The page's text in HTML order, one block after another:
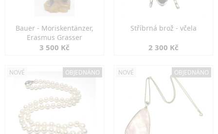
Bauer - Moriskentänzer,
Erasmus Grasser
3 500 Kč
Stříbrná brož - včela
2 300 Kč
NOVÉ OBJEDNÁNO NOVÉ OBJEDNÁNO